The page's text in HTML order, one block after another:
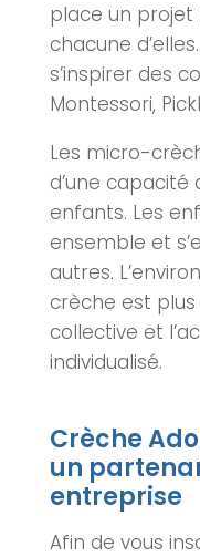
place un
chacune
s’inspirer des
Montessori,
Les micro-
d’une capacité
enfants. Les
ensemble et
autres.
crèche est plus
collective et
individualisé.
Crèche
un
entreprise
Afin de vous